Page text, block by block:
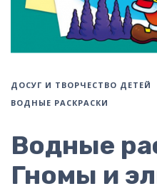
ДОСУГ И ТВОРЧЕСТВО ДЕТЕЙ
ВОДНЫЕ РАСКРАСКИ
Водные
Гномы и